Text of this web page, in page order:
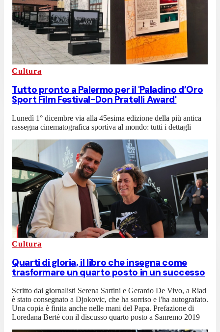
Cultura
Tutto pronto a Palermo per il 'Paladino d’Oro
Sport Film Festival-Don Pratelli Award'
Lunedì 1° dicembre via alla 45esima edizione della più antica
rassegna cinematografica sportiva al mondo: tutti i dettagli
Cultura
Quarti di gloria, il libro che insegna come
trasformare un quarto posto in un successo
Scritto dai giornalisti Serena Sartini e Gerardo De Vivo, a Riad
è stato consegnato a Djokovic, che ha sorriso e l'ha autografato.
Una copia è finita anche nelle mani del Papa. Prefazione di
Loredana Bertè con il discusso quarto posto a Sanremo 2019